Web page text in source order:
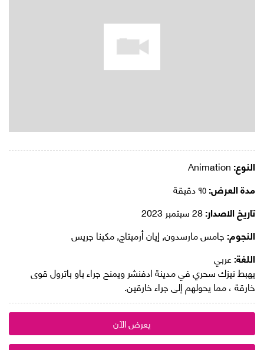
النوع:
مدة العرض:
تاريخ الاصدار:
النجوم:جامس مارسدون, إيان أرميتاج, مكينا جريس
اللغة:عربي
يهبط نيزك سحري في مدينة ادفنشر ويمنح جراء باو باترول قوى
خارقة ، مما يحولهم إلى جراء خارقين.
يعرض الآن